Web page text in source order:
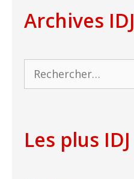
Archives IDJ
Rechercher :
Les plus IDJ